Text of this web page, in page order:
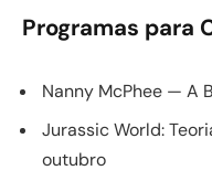
Programas para
Nanny McPhee — A
Jurassic World:
outubro